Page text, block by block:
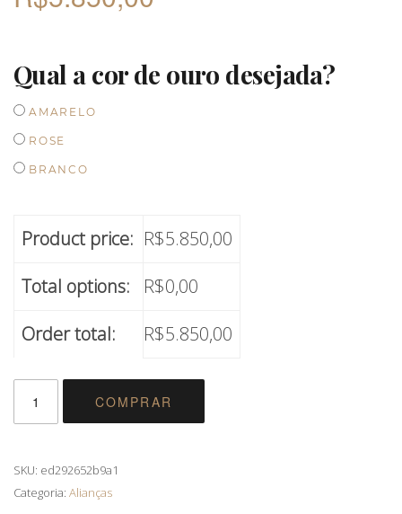
Qual a cor de ouro desejada?
AMARELO
ROSE
BRANCO
Product price: R$5.850,00
Total options:
R$0,00
Order total:
R$5.850,00
ALIANÇAS
13
DE
COMPRAR
SKU: ed292652b9a1
Categoria: Alianças